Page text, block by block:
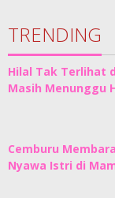
TRENDING
Hilal Tak Terlihat
Masih Menunggu
Cemburu
Nyawa Istri di